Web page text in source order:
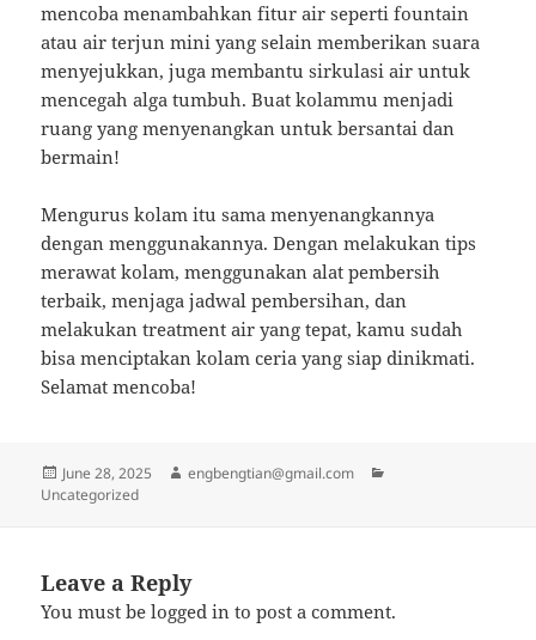
mencoba menambahkan fitur air seperti fountain
atau air terjun mini yang selain memberikan suara
menyejukkan, juga membantu sirkulasi air untuk
mencegah alga tumbuh. Buat kolammu menjadi
ruang yang menyenangkan untuk bersantai dan
bermain!
Mengurus kolam itu sama menyenangkannya
dengan menggunakannya. Dengan melakukan tips
merawat kolam, menggunakan alat pembersih
terbaik, menjaga jadwal pembersihan, dan
melakukan treatment air yang tepat, kamu sudah
bisa menciptakan kolam ceria yang siap dinikmati.
Selamat mencoba!
Posted
on
June 28, 2025 Author
engbengtian@gmail.com
Uncategorized
Leave a Reply
You must belogged in to post a comment.